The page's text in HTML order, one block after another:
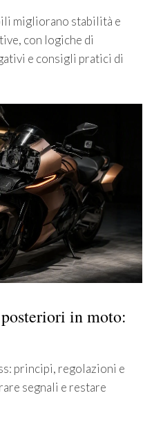
migliorano stabilità e
con logiche di
e consigli pratici di
in moto:
principi, regolazioni e
segnali e restare